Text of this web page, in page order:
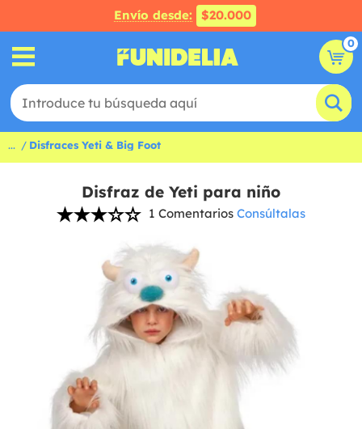
Envío desde: $20.000
0
... Disfraces Yeti & Big Foot
Disfraz de Yeti para niño
1 Comentarios Consúltalas